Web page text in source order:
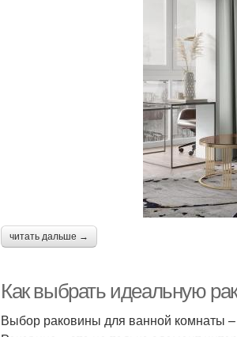
читать дальше →
Как выбрать идеальную
Выбор раковины для ванной комнаты